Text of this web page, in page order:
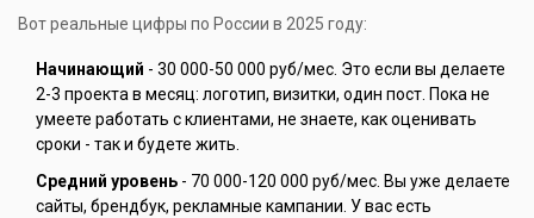
Вот реальные цифры по России в 2025 году:
Начинающий - 30 000-50 000 руб/мес. Это если вы делаете
2-3 проекта в месяц: логотип, визитки, один пост. Пока не
умеете работать с клиентами, не знаете, как оценивать
сроки - так и будете жить.
Средний уровень - 70 000-120 000 руб/мес. Вы уже делаете
сайты, брендбук, рекламные кампании. У вас есть